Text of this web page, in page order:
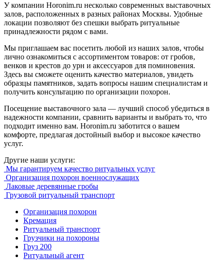
У компании Horonim.ru несколько современных выставочных
залов, расположенных в разных районах Москвы. Удобные
локации позволяют без спешки выбрать ритуальные
принадлежности рядом с вами.
Мы приглашаем вас посетить любой из наших залов, чтобы
лично ознакомиться с ассортиментом товаров: от гробов,
венков и крестов до урн и аксессуаров для поминовения.
Здесь вы сможете оценить качество материалов, увидеть
образцы памятников, задать вопросы нашим специалистам и
получить консультацию по организации похорон.
Посещение выставочного зала — лучший способ убедиться в
надежности компании, сравнить варианты и выбрать то, что
подходит именно вам. Horonim.ru заботится о вашем
комфорте, предлагая достойный выбор и высокое качество
услуг.
Другие наши услуги:
Мы гарантируем качество ритуальных услуг
Организация похорон военнослужащих
Лаковые деревянные гробы
Грузовой ритуальный транспорт
Организация похорон
Кремация
Ритуальный транспорт
Грузчики на похороны
Груз 200
Ритуальный агент